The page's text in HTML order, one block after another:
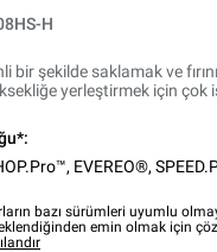
H
bir şekilde saklamak ve
yerleştirmek için çok
, EVEREO®,
bazı sürümleri uyumlu
emin olmak için